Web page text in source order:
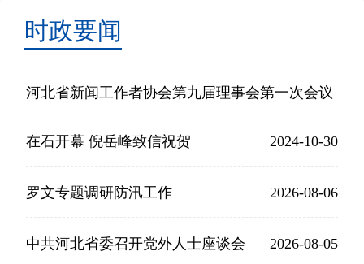
时政要闻
河北省新闻工作者协会第九届理事会第一次会议
在石开幕 倪岳峰致信祝贺 2024-10-30
罗文专题调研防汛工作 2026-08-06
中共河北省委召开党外人士座谈会 2026-08-05